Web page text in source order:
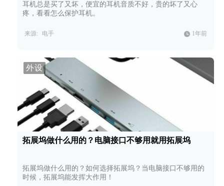
耳机总是买了又坏，便宜的耳机音质不好，贵的坏了又心
疼，看看怎么保护耳机。
来源: 电手 1年前
外设
拓展坞做什么用的？电脑接口不够用就用拓展坞
拓展坞做什么用的？如何选择拓展坞？当电脑接口不够用的
时候，拓展坞能发挥大作用！